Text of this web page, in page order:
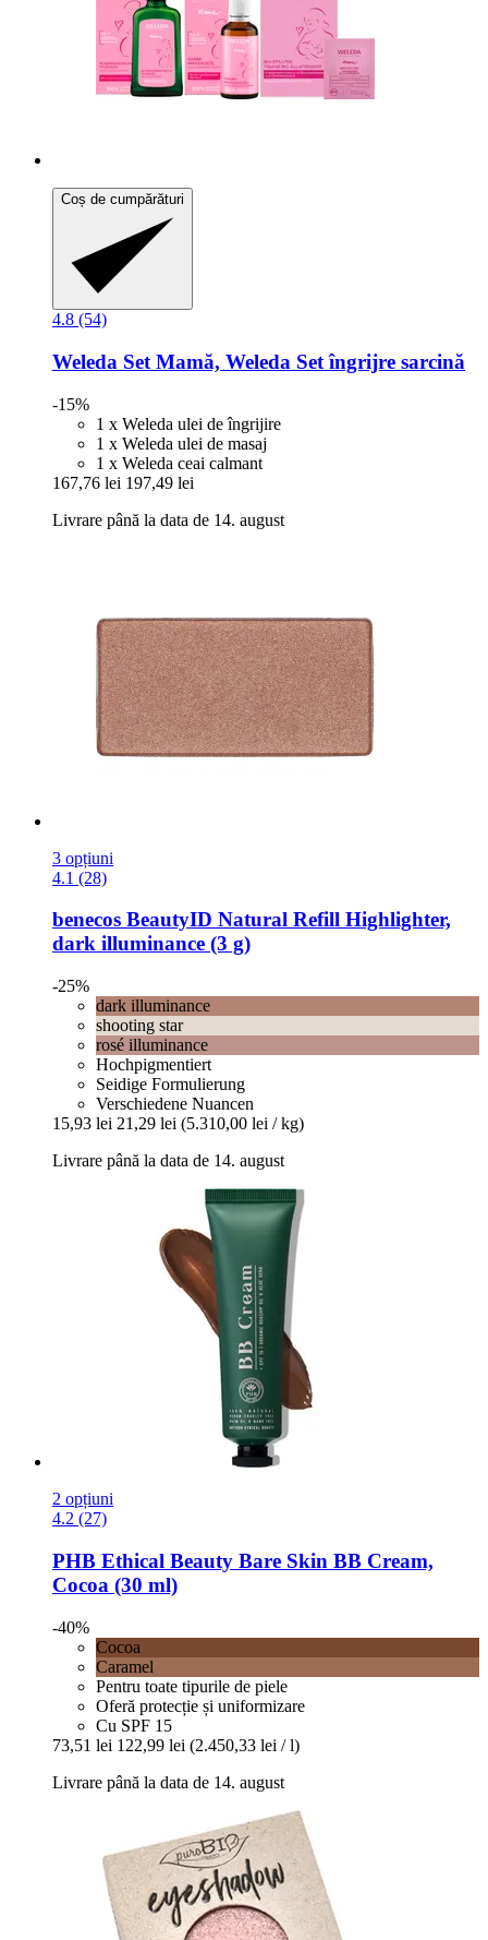
Coș de cumpărături
4.8 (54)
Weleda Set Mamă, Weleda Set îngrijre sarcină
-15%
1 x Weleda ulei de îngrijire
1 x Weleda ulei de masaj
1 x Weleda ceai calmant
167,76 lei 197,49 lei
Livrare până la data de 14. august
3 opțiuni
4.1 (28)
benecos BeautyID Natural Refill Highlighter,
dark illuminance (3 g)
-25%
dark illuminance
shooting star
rosé illuminance
Hochpigmentiert
Seidige Formulierung
Verschiedene Nuancen
15,93 lei 21,29 lei (5.310,00 lei / kg)
Livrare până la data de 14. august
2 opțiuni
4.2 (27)
PHB Ethical Beauty Bare Skin BB Cream,
Cocoa (30 ml)
-40%
Cocoa
Caramel
Pentru toate tipurile de piele
Oferă protecție și uniformizare
Cu SPF 15
73,51 lei 122,99 lei (2.450,33 lei / l)
Livrare până la data de 14. august